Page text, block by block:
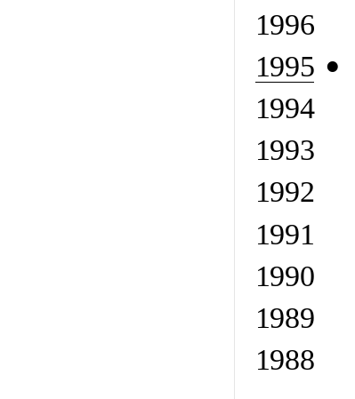
1996
1995
1994
1993
1992
1991
1990
1989
1988